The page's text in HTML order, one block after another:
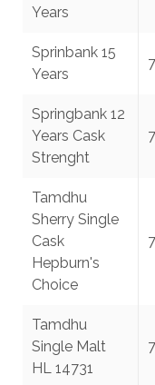
Years
Sprinbank 15
Years
Springbank 12
Years Cask
Strenght
Tamdhu
Sherry Single
Cask
Hepburn's
Choice
Tamdhu
Single Malt
HL 14731